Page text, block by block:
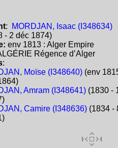
:
MORDJAN, Isaac (I348634)
- 2 déc 1874)
env 1813 : Alger Empire
Régence d’Alger
:
Moïse (I348640)(env
Amram (I348641)(1830 -
Camire (I348636)(1834 -